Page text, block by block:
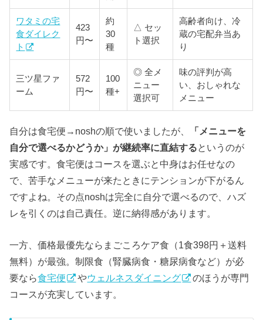
ワタミの宅
食ダイレク
ト
423
円〜
約
30
種
△ セッ
ト選択
高齢者向け、冷
蔵の宅配弁当あ
り
三ツ星ファ
ーム
572
円〜
100
種+
◎ 全メ
ニュー
選択可
味の評判が高
い、おしゃれな
メニュー
自分は食宅便→noshの順で使いましたが、
「メニューを
自分で選べるかどうか」が継続率に直結するというのが
実感です。食宅便はコースを選ぶと中身はお任せなの
で、苦手なメニューが来たときにテンションが下がるん
ですよね。その点noshは完全に自分で選べるので、ハズ
レを引くのは自己責任。逆に納得感があります。
一方、価格最優先ならまごころケア食（1食398円＋送料
無料）が最強。制限食（腎臓病食・糖尿病食など）が必
要なら食宅便 やウェルネスダイニング
のほうが専門
コースが充実しています。